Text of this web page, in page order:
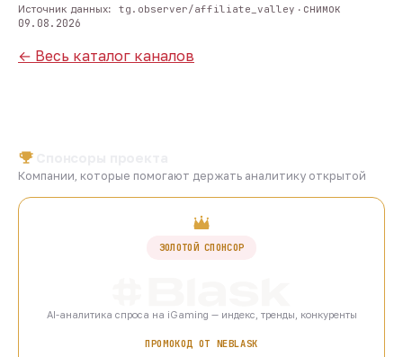
Источник данных: tg.observer/affiliate_valley · снимок
09.08.2026
← Весь каталог каналов
Компании, которые помогают держать аналитику открытой
ЗОЛОТОЙ СПОНСОР
AI-аналитика спроса на iGaming — индекс, тренды, конкуренты
ПРОМОКОД ОТ NEBLASK